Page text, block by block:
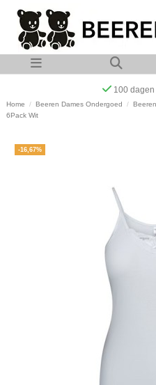
Home Beeren Dames Ondergoed
6Pack Wit
-16,67%